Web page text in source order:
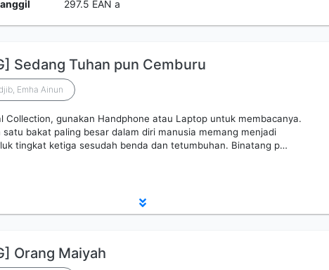
297.5 EAN a
Sedang Tuhan pun Cemburu
Emha Ainun
Collection, gunakan Handphone atau Laptop untuk membacanya.
satu bakat paling besar dalam diri manusia memang menjadi
tingkat ketiga sesudah benda dan tetumbuhan. Binatang p…
Orang Maiyah